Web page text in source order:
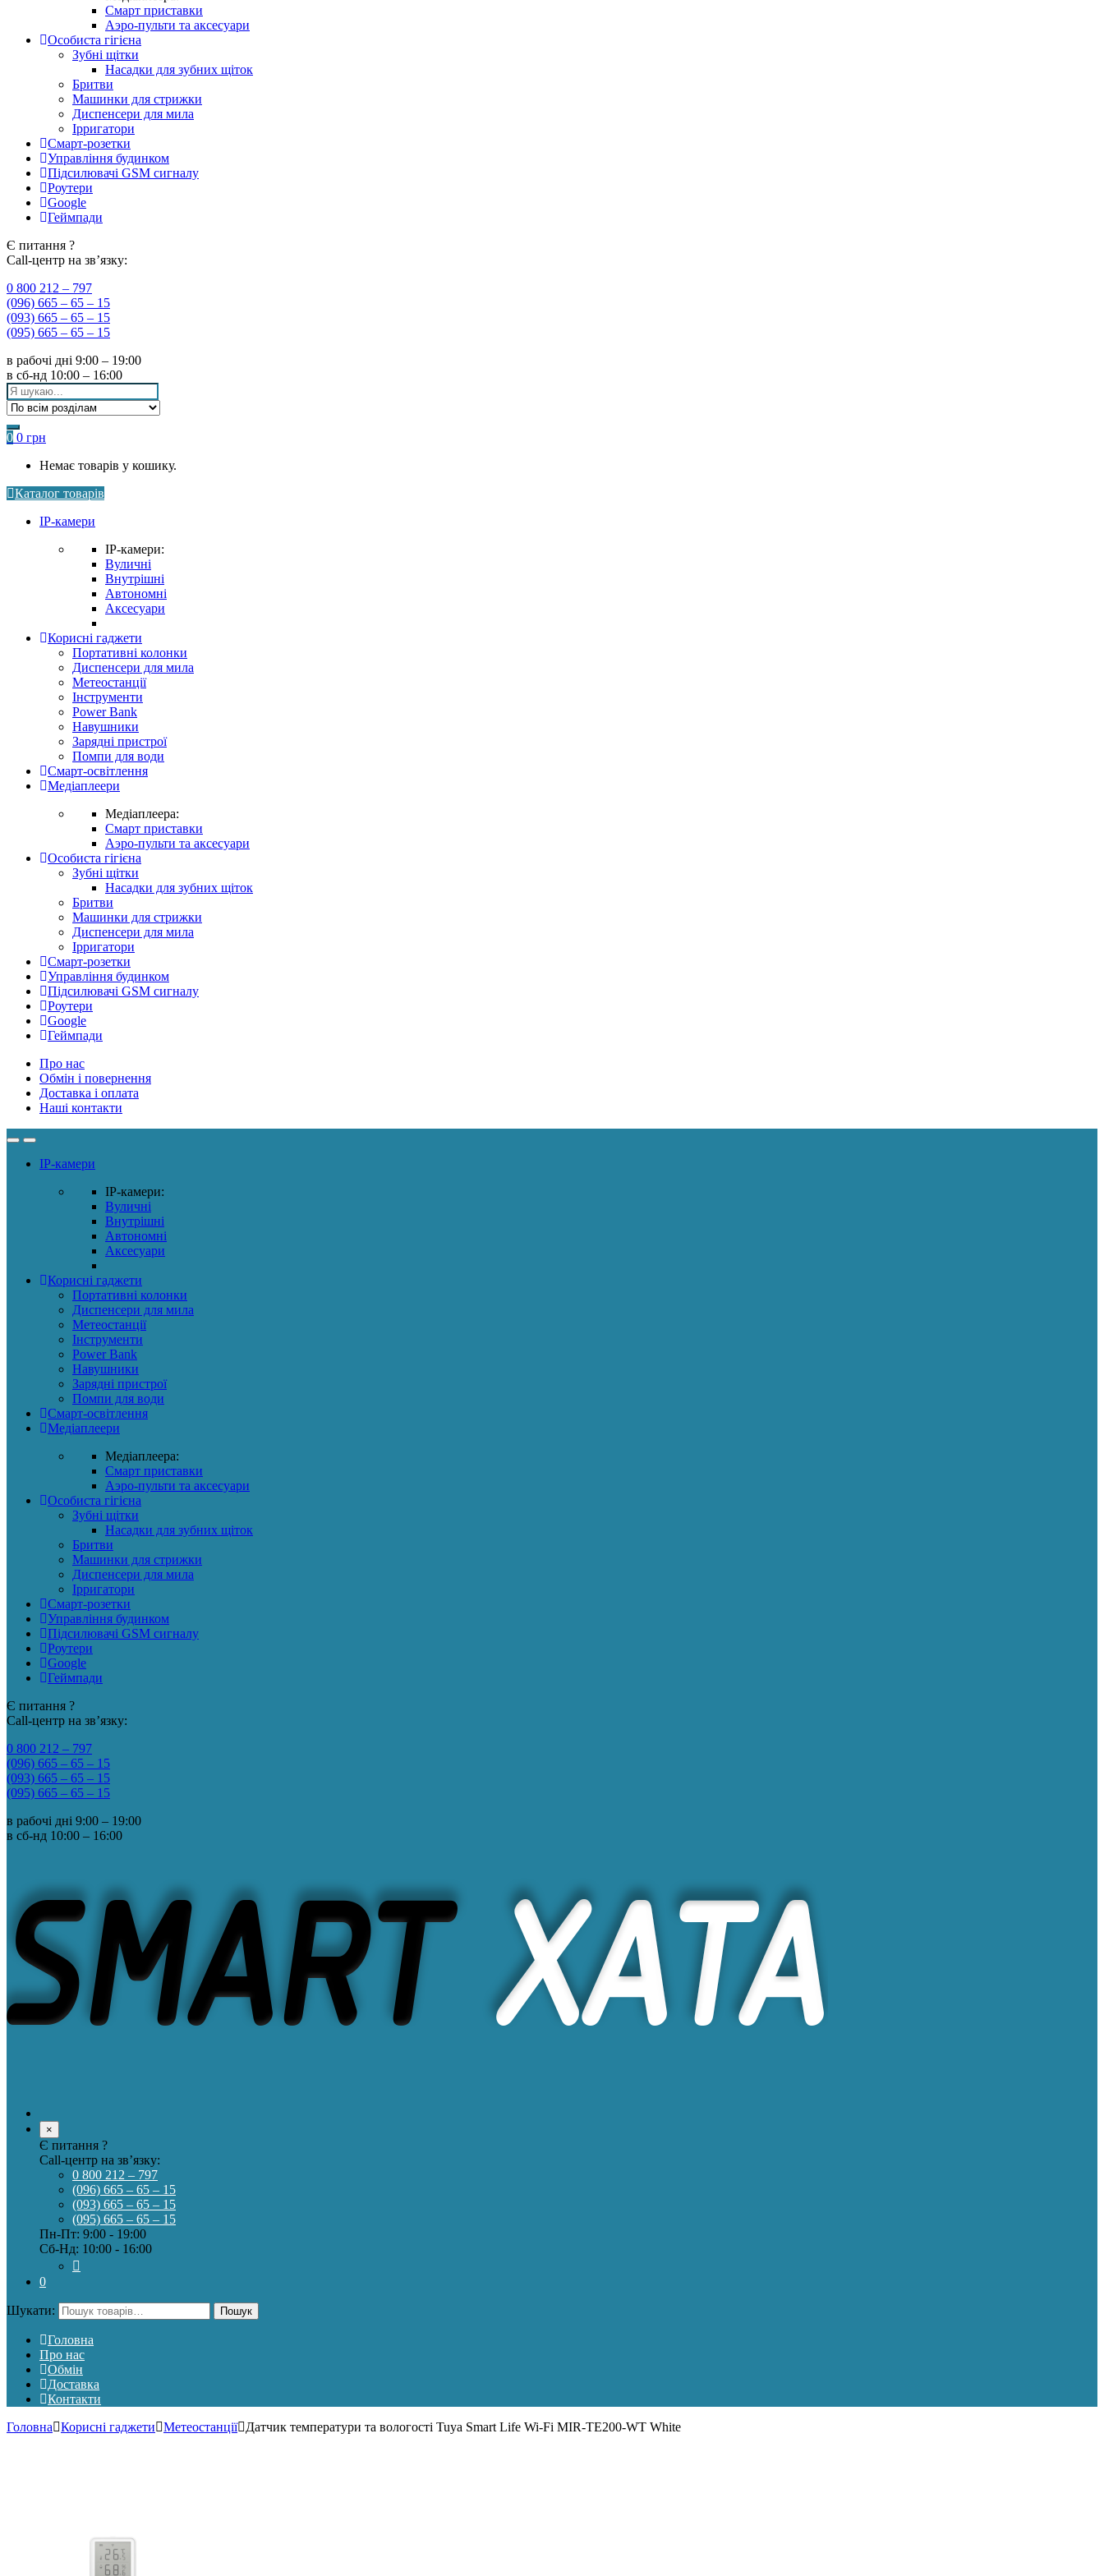
Смарт приставки
Аэро-пульти та аксесуари
Особиста гігієна
Зубні щітки
Насадки для зубних щіток
Бритви
Машинки для стрижки
Диспенсери для мила
Ірригатори
Смарт-розетки
Управління будинком
Підсилювачі GSM сигналу
Роутери
Google
Геймпади
Є питання ?
Call-центр на зв’язку:
0 800 212 – 797
(096) 665 – 65 – 15
(093) 665 – 65 – 15
(095) 665 – 65 – 15
в рабочі дні 9:00 – 19:00
в сб-нд 10:00 – 16:00
Search
for:
0 0 грн
Немає товарів у кошику.
Каталог товарів
IP-камери
IP-камери:
Вуличні
Внутрішні
Автономні
Аксесуари
Корисні гаджети
Портативні колонки
Диспенсери для мила
Метеостанції
Інструменти
Power Bank
Навушники
Зарядні пристрої
Помпи для води
Смарт-освітлення
Медіаплеери
Медіаплеера:
Смарт приставки
Аэро-пульти та аксесуари
Особиста гігієна
Зубні щітки
Насадки для зубних щіток
Бритви
Машинки для стрижки
Диспенсери для мила
Ірригатори
Смарт-розетки
Управління будинком
Підсилювачі GSM сигналу
Роутери
Google
Геймпади
Про нас
Обмін і повернення
Доставка і оплата
Наші контакти
IP-камери
IP-камери:
Вуличні
Внутрішні
Автономні
Аксесуари
Корисні гаджети
Портативні колонки
Диспенсери для мила
Метеостанції
Інструменти
Power Bank
Навушники
Зарядні пристрої
Помпи для води
Смарт-освітлення
Медіаплеери
Медіаплеера:
Смарт приставки
Аэро-пульти та аксесуари
Особиста гігієна
Зубні щітки
Насадки для зубних щіток
Бритви
Машинки для стрижки
Диспенсери для мила
Ірригатори
Смарт-розетки
Управління будинком
Підсилювачі GSM сигналу
Роутери
Google
Геймпади
Є питання ?
Call-центр на зв’язку:
0 800 212 – 797
(096) 665 – 65 – 15
(093) 665 – 65 – 15
(095) 665 – 65 – 15
в рабочі дні 9:00 – 19:00
в сб-нд 10:00 – 16:00
×
Є питання ?
Call-центр на зв’язку:
0 800 212 – 797
(096) 665 – 65 – 15
(093) 665 – 65 – 15
(095) 665 – 65 – 15
Пн-Пт: 9:00 - 19:00
Сб-Нд: 10:00 - 16:00
0
Шукати: Пошук
Головна
Про нас
Обмін
Доставка
Контакти
Головна
Корисні гаджети Метеостанції Датчик температури та вологості Tuya Smart Life Wi-Fi MIR-TE200-WT White